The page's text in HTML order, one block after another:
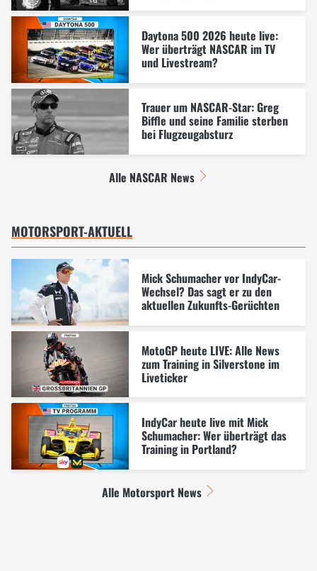
Daytona 500 2026 heute live:
Wer überträgt NASCAR im TV
und Livestream?
Trauer um NASCAR-Star: Greg
Biffle und seine Familie sterben
bei Flugzeugabsturz
Alle NASCAR News
MOTORSPORT-AKTUELL
Mick Schumacher vor IndyCar-
Wechsel? Das sagt er zu den
aktuellen Zukunfts-Gerüchten
MotoGP heute LIVE: Alle News
zum Training in Silverstone im
Liveticker
IndyCar heute live mit Mick
Schumacher: Wer überträgt das
Training in Portland?
Alle Motorsport News